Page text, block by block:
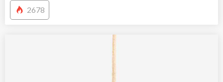
2678